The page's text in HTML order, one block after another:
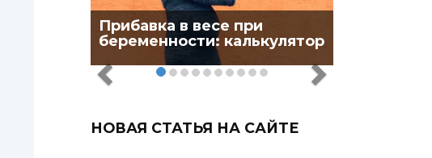
Прибавка в весе при
беременности: калькулятор
НОВАЯ СТАТЬЯ НА САЙТЕ